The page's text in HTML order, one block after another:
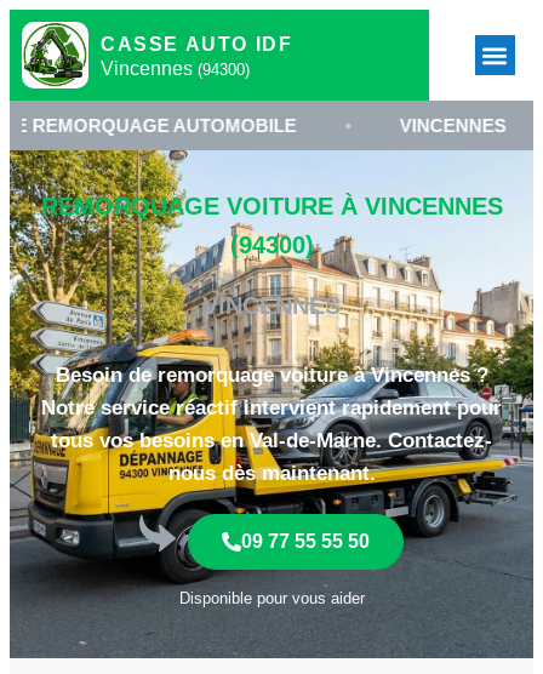
CASSE AUTO IDF
Vincennes (94300)
AUTOMOBILE • VINCENNES •
REMORQUAGE VOITURE À VINCENNES
(94300)
VINCENNES
Besoin de remorquage voiture à Vincennes ?
Notre service réactif intervient rapidement pour
tous vos besoins en Val-de-Marne. Contactez-
nous dès maintenant.
09 77 55 55 50
Disponible pour vous aider